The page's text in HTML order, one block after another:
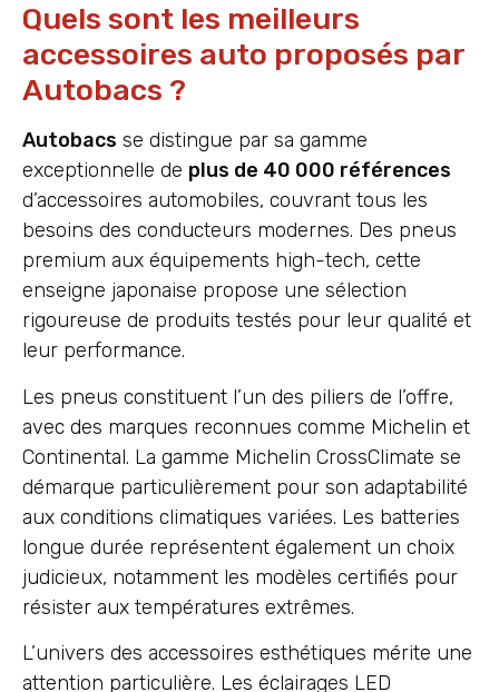
Quels sont les meilleurs
accessoires auto proposés par
Autobacs ?
Autobacs se distingue par sa gamme
exceptionnelle de plus de 40 000 références
d’accessoires automobiles, couvrant tous les
besoins des conducteurs modernes. Des pneus
premium aux équipements high-tech, cette
enseigne japonaise propose une sélection
rigoureuse de produits testés pour leur qualité et
leur performance.
Les pneus constituent l’un des piliers de l’offre,
avec des marques reconnues comme Michelin et
Continental. La gamme Michelin CrossClimate se
démarque particulièrement pour son adaptabilité
aux conditions climatiques variées. Les batteries
longue durée représentent également un choix
judicieux, notamment les modèles certifiés pour
résister aux températures extrêmes.
L’univers des accessoires esthétiques mérite une
attention particulière. Les éclairages LED